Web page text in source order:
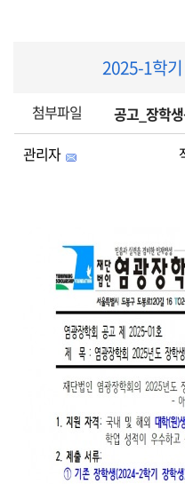
2025-1학기
첨부파일
공고_장학
관리자